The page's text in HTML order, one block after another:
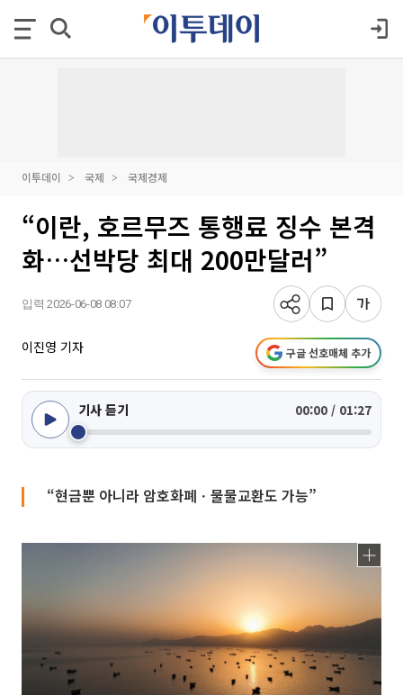
이투데이 국제 국제경제
“이란, 호르무즈 통행료 징수 본격
화…선박당 최대 200만달러”
입력 2026-06-08 08:07
이진영 기자 구글 선호매체 추가
기사 듣기 00:00 / 01:27
“현금뿐 아니라 암호화폐ㆍ물물교환도 가능”